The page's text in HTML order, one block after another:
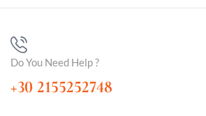
Do You Need Help ?
+30 2155252748